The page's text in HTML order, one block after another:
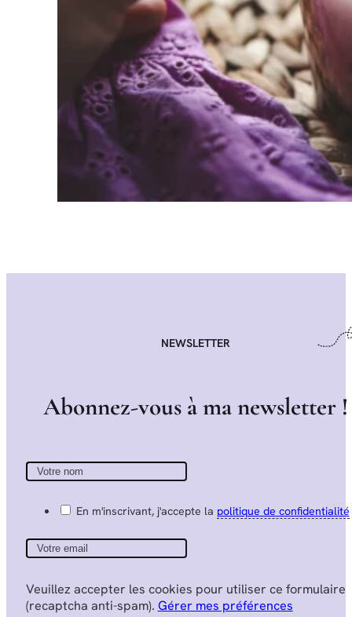
NEWSLETTER
Abonnez-vous àmanewsletter !
En m'inscrivant, j'accepte la politique de confidentialité
Veuillez accepter les cookies pour utiliser ce formulaire
(recaptcha anti-spam). Gérer mes préférences